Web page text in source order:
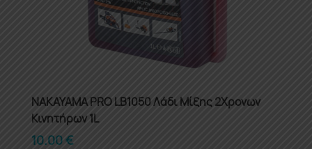
NAKAYAMA PRO LB1050 Λάδι Μίξης 2Χρονων
Κινητήρων 1L
10.00€